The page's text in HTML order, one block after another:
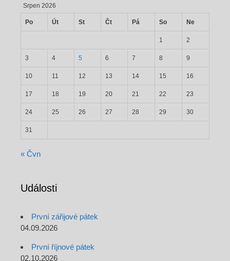
Srpen 2026
Po Út St Čt Pá So Ne
1 2
3 4 5 6 7 8 9
10 11 12 13 14 15 16
17 18 19 20 21 22 23
24 25 26 27 28 29 30
31
« Čvn
Události
První zářijové pátek
04.09.2026
První říjnové pátek
02.10.2026